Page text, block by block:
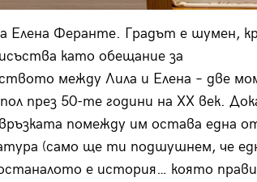
Елена Феранте. Градът е шумен,
като обещание за
между Лила и Елена – две
през 50-те години на XX век.
помежду им остава една
(само ще ти подшушнем, че
е история… която прави